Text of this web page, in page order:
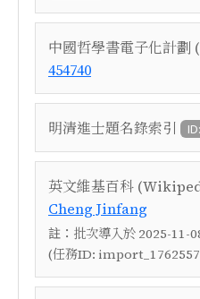
中國哲學書電子化計劃
454740
明清進士題名錄索引
英文維基百科
Cheng Jinfang
註： 批次導入於 2025-11-
(任務ID: